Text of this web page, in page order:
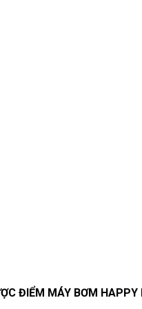
ĐIỂM MÁY BƠM HAPPY